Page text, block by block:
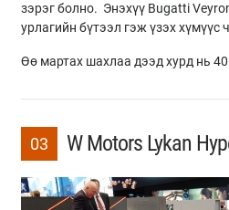
зэрэг болно. Энэхүү Bugatti
урлагийн бүтээл гэж үзэх хүмүүс
Өө мартах шахлаа дээд хурд нь
03 W Motors Lykan